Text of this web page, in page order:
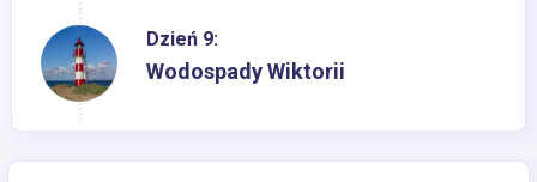
Dzień 9:
Wodospady Wiktorii